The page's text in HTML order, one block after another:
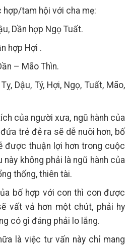
tam hội với cha mẹ:
Dần hợp Ngọ Tuất.
hợp Hợi .
– Mão Thìn.
Dậu, Tý, Hợi, Ngọ, Tuất, Mão,
của người xưa, ngũ hành của
trẻ đẻ ra sẽ dễ nuôi hơn, bố
được thuận lợi hơn trong cuộc
không phải là ngũ hành của
thống, thiên tài.
bố hợp với con thì con được
vất vả hơn một chút, phải hy
có gì đáng phải lo lắng.
là việc tư vấn này chỉ mang